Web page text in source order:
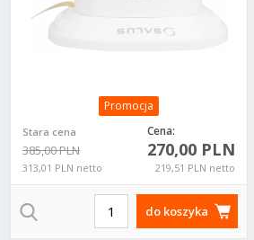
Promocja
Stara cena
385,00 PLN
313,01 PLN netto
Cena:
270,00 PLN
219,51 PLN netto
do koszyka